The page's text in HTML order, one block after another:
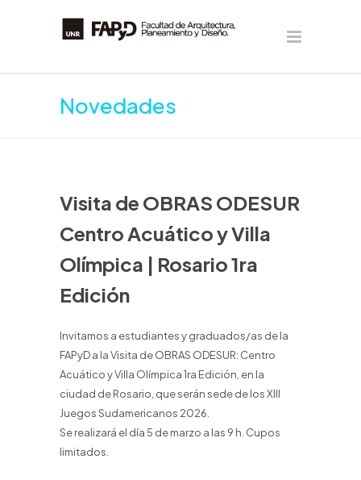
Novedades
Visita de OBRAS ODESUR
Centro Acuático y Villa
Olímpica | Rosario 1ra
Edición
Invitamos a estudiantes y graduados/as de la
FAPyD a la Visita de OBRAS ODESUR: Centro
Acuático y Villa Olímpica 1ra Edición, en la
ciudad de Rosario, que serán sede de los XIII
Juegos Sudamericanos 2026.
Se realizará el día 5 de marzo a las 9 h. Cupos
limitados.